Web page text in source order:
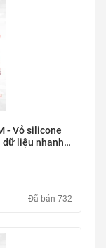
- Vỏ silicone
dữ liệu nhanh,
Đã bán 732